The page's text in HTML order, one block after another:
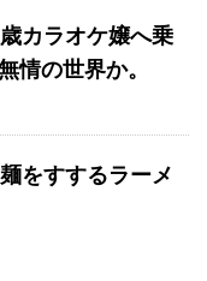
カラオケ嬢へ乗
情の世界か。
をすするラーメ